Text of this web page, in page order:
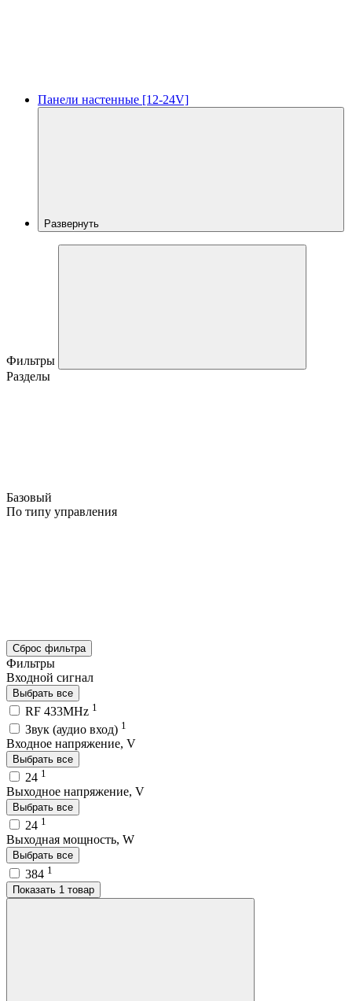
Панели настенные [12-24V]
Развернуть
Фильтры
Разделы
Базовый
По типу управления
Сброс фильтра
Фильтры
Входной сигнал
Выбрать все
RF 433MHz 1
Звук (аудио вход) 1
Входное напряжение, V
Выбрать все
24 1
Выходное напряжение, V
Выбрать все
24 1
Выходная мощность, W
Выбрать все
384 1
Показать 1 товар